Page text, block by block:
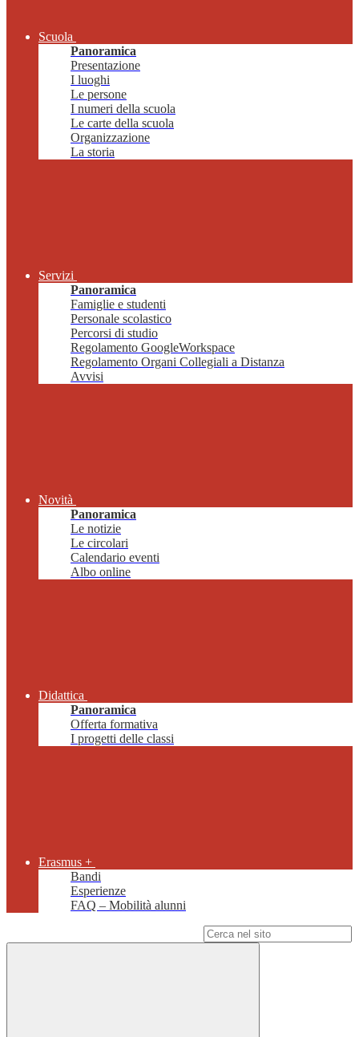
Scuola
Panoramica
Presentazione
I luoghi
Le persone
I numeri della scuola
Le carte della scuola
Organizzazione
La storia
Servizi
Panoramica
Famiglie e studenti
Personale scolastico
Percorsi di studio
Regolamento GoogleWorkspace
Regolamento Organi Collegiali a Distanza
Avvisi
Novità
Panoramica
Le notizie
Le circolari
Calendario eventi
Albo online
Didattica
Panoramica
Offerta formativa
I progetti delle classi
Erasmus +
Bandi
Esperienze
FAQ – Mobilità alunni